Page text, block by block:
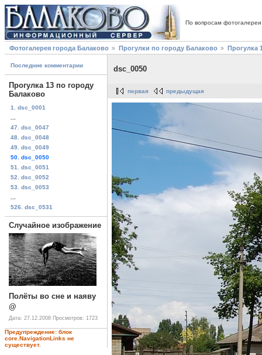
По вопросам
Фотогалерея города Балаково Прогулки по городу Балаково Прогулка
Последние комментарии
Прогулка 13 по городу
Балаково
1. dsc_0001
47. dsc_0047
48. dsc_0048
49. dsc_0049
50. dsc_0050
51. dsc_0051
52. dsc_0052
53. dsc_0053
526. dsc_0531
Случайное изображение
Полёты во сне и наяву
@
Дата: 27.12.2008 Просмотров: 1723
Предупреждение: блок
core.NavigationLinks не
существует.
dsc_0050
первая предыдущая